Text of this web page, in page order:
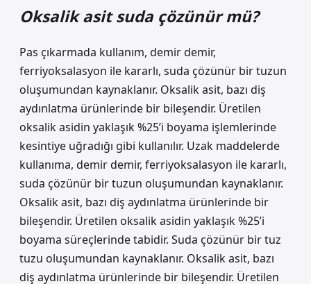
Oksalik asit suda çözünür mü?
Pas çıkarmada kullanım, demir demir,
ferriyoksalasyon ile kararlı, suda çözünür bir tuzun
oluşumundan kaynaklanır. Oksalik asit, bazı diş
aydınlatma ürünlerinde bir bileşendir. Üretilen
oksalik asidin yaklaşık %25’i boyama işlemlerinde
kesintiye uğradığı gibi kullanılır. Uzak maddelerde
kullanıma, demir demir, ferriyoksalasyon ile kararlı,
suda çözünür bir tuzun oluşumundan kaynaklanır.
Oksalik asit, bazı diş aydınlatma ürünlerinde bir
bileşendir. Üretilen oksalik asidin yaklaşık %25’i
boyama süreçlerinde tabidir. Suda çözünür bir tuz
tuzu oluşumundan kaynaklanır. Oksalik asit, bazı
diş aydınlatma ürünlerinde bir bileşendir. Üretilen